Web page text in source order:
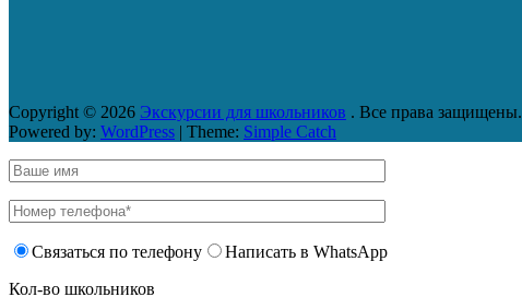
Copyright © 2026 Экскурсии для школьников . Все права защищены.
Powered by: WordPress | Theme: Simple Catch
Связаться по телефону
Написать в WhatsApp
Кол-во школьников